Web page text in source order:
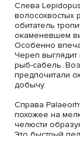
Слева
волосохвостых
обитатель
окаменевшем
Особенно
Череп
рыб-сабель.
предпочитали
добычу.
Справа
похожее на
челюсти
Это быстрый